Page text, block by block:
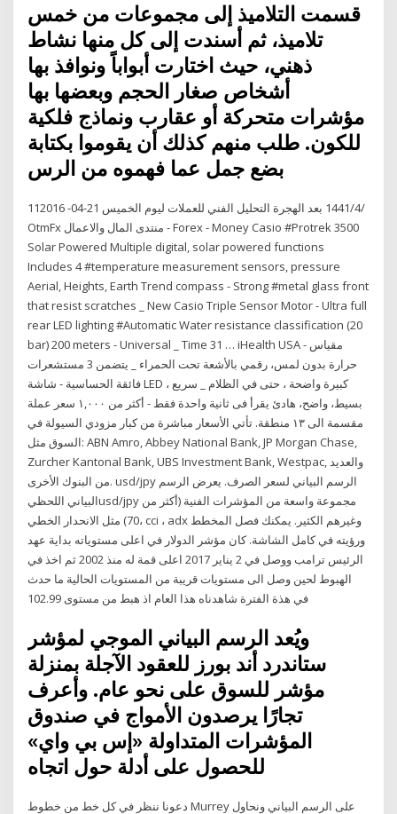
قسمت التلاميذ إلى مجموعات من خمس
تلاميذ، ثم أسندت إلى كل منها نشاط
ذهني، حيث اختارت أبواباً ونوافذ بها
أشخاص صغار الحجم وبعضها بها
مؤشرات متحركة أو عقارب ونماذج فلكية
للكون. طلب منهم كذلك أن يقوموا بكتابة
بضع جمل عما فهموه من الرس
11‏‏/4‏‏/1441 بعد الهجرة التحليل الفني للعملات ليوم الخميس 21-04- 2016
Solar Powered Multiple digital, solar powered functions
Includes 4 #temperature measurement sensors, pressure
Aerial, Heights, Earth Trend compass - Strong #metal glass front
that resist scratches _ New Casio Triple Sensor Motor - Ultra full
rear LED lighting #Automatic Water resistance classification (20
bar) 200 meters - Universal _ Time 31 … iHealth USA - مقياس
حرارة بدون لمس، رقمي بالأشعة تحت الحمراء _ يتضمن 3 مستشعرات
فائقة الحساسية ‏- شاشة LED كبيرة واضحة ، حتى في الظلام _ سريع ،
بسيط، واضح، هادئ يقرأ فى ثانية واحدة فقط - أكثر من ١,٠٠٠ سعر عملة
مقسمة الى ١٣ منطقة. تأتي الأسعار مباشرة من كبار مزودي السيولة في
السوق مثل: ABN Amro, Abbey National Bank, JP Morgan Chase,
Zurcher Kantonal Bank, UBS Investment Bank, Westpac, والعديد
من البنوك الأخرى. usd/jpy الرسم البياني لسعر الصرف. يعرض الرسم
البياني اللحظيusd/jpy مجموعة واسعة من المؤشرات الفنية (أكثر من
70) مثل الانحدار الخطي، cci ، adx وغيرهم الكثير. يمكنك فصل المخطط
ورؤيته في كامل الشاشة. كان مؤشر الدولار في اعلى مستوياته بداية عهد
الرئيس ترامب ووصل في 2 يناير 2017 اعلى قمة له منذ 2002 ثم اخذ في
الهبوط لحين وصل الى مستويات قريبة من المستويات الحالية ما حدث
في هذة الفترة شاهدناه هذا العام اذ هبط من مستوى 102.99
ويُعد الرسم البياني الموجي لمؤشر
ستاندرد أند بورز للعقود الآجلة بمنزلة
مؤشر للسوق على نحو عام. وأعرف
تجارًا يرصدون الأمواج في صندوق
المؤشرات المتداولة «إس بي واي»
للحصول على أدلة حول اتجاه
دعونا ننظر في كل خط من خطوط Murrey على الرسم البياني ونحاول